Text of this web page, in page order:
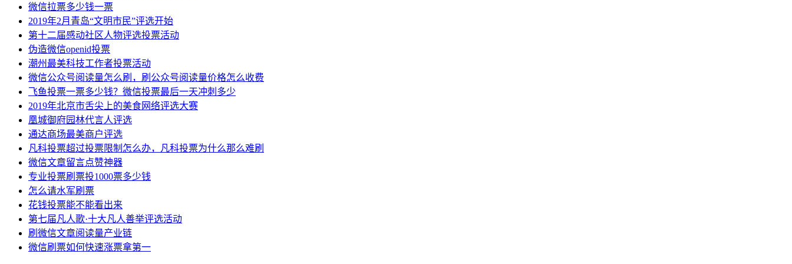
微信拉票多少钱一票
2019年2月青岛“文明市民”评选开始
第十二届感动社区人物评选投票活动
伪造微信openid投票
潮州最美科技工作者投票活动
微信公众号阅读量怎么刷，刷公众号阅读量价格怎么收费
飞鱼投票一票多少钱？微信投票最后一天冲刺多少
2019年北京市舌尖上的美食网络评选大赛
凰城御府园林代言人评选
通达商场最美商户评选
凡科投票超过投票限制怎么办，凡科投票为什么那么难刷
微信文章留言点赞神器
专业投票刷票投1000票多少钱
怎么请水军刷票
花钱投票能不能看出来
第七届凡人歌·十大凡人善举评选活动
刷微信文章阅读量产业链
微信刷票如何快速涨票拿第一